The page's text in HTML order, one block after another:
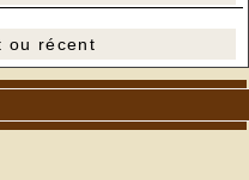
ou récent